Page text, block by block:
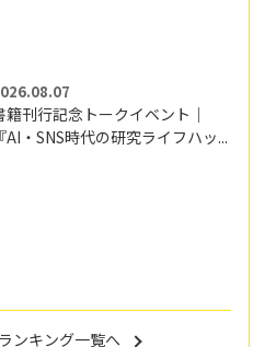
籍刊行記念トークイベント｜
『AI・SNS時代の研究ライフハッ...
ンキング一覧へ